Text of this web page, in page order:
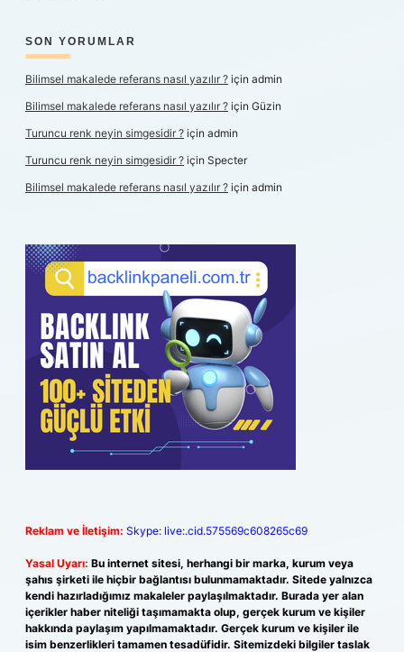
SON YORUMLAR
Bilimsel makalede referans nasıl yazılır ? için admin
Bilimsel makalede referans nasıl yazılır ? için Güzin
Turuncu renk neyin simgesidir ? için admin
Turuncu renk neyin simgesidir ? için Specter
Bilimsel makalede referans nasıl yazılır ? için admin
Reklam ve İletişim: Skype: live:.cid.575569c608265c69
Yasal Uyarı: Bu internet sitesi, herhangi bir marka, kurum veya
şahıs şirketi ile hiçbir bağlantısı bulunmamaktadır. Sitede yalnızca
kendi hazırladığımız makaleler paylaşılmaktadır. Burada yer alan
içerikler haber niteliği taşımamakta olup, gerçek kurum ve kişiler
hakkında paylaşım yapılmamaktadır. Gerçek kurum ve kişiler ile
isim benzerlikleri tamamen tesadüfidir. Sitemizdeki bilgiler taslak